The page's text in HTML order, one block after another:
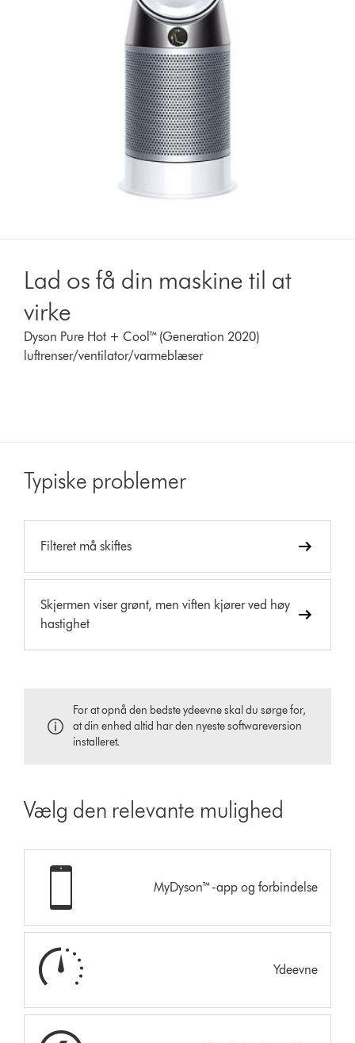
Lad os få din maskine til at
virke
Dyson Pure Hot + Cool™ (Generation 2020)
luftrenser/ventilator/varmeblæser
Typiske problemer
Filteret må skiftes
Skjermen viser grønt, men viften kjører ved høy
hastighet
For at opnå den bedste ydeevne skal du sørge for,
at din enhed altid har den nyeste softwareversion
installeret.
Vælg den relevante mulighed
MyDyson™-app og forbindelse
Ydeevne